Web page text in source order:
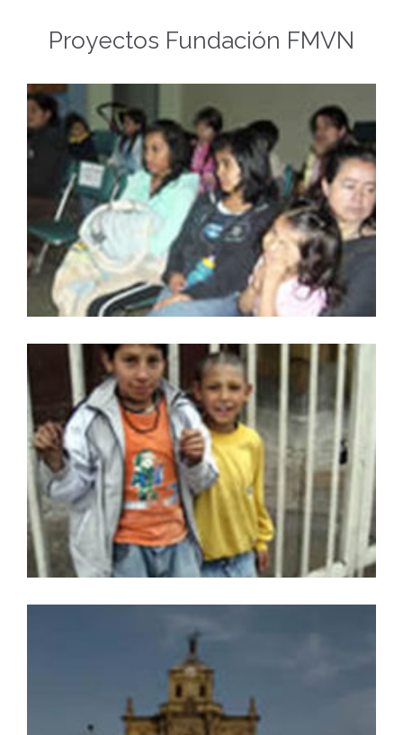
t
Proyectos Fundación FMVN